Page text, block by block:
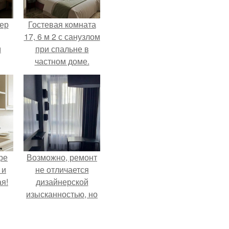
Гостевая комната
17, 6 м 2 с санузлом
при спальне в
частном доме.
Возможно, ремонт
не отличается
дизайнерской
изысканностью, но